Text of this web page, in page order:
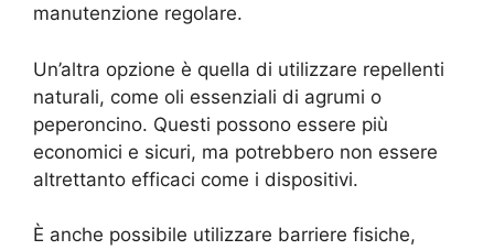
manutenzione regolare.
Un’altra opzione è quella di utilizzare repellenti
naturali, come oli essenziali di agrumi o
peperoncino. Questi possono essere più
economici e sicuri, ma potrebbero non essere
altrettanto efficaci come i dispositivi.
È anche possibile utilizzare barriere fisiche,